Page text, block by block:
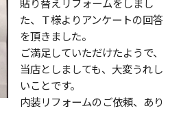
た、Ｔ様よりアンケートの回答
を頂きました。
ご満足していただけたようで、
当店としましても、大変うれし
いことです。
内装リフォームのご依頼、あり